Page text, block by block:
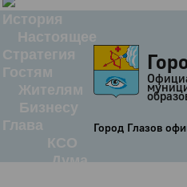
История
Настоящее
Стратегия
Гостям
Жителям
Бизнесу
Глава
КСО
Дума
Город Глазов